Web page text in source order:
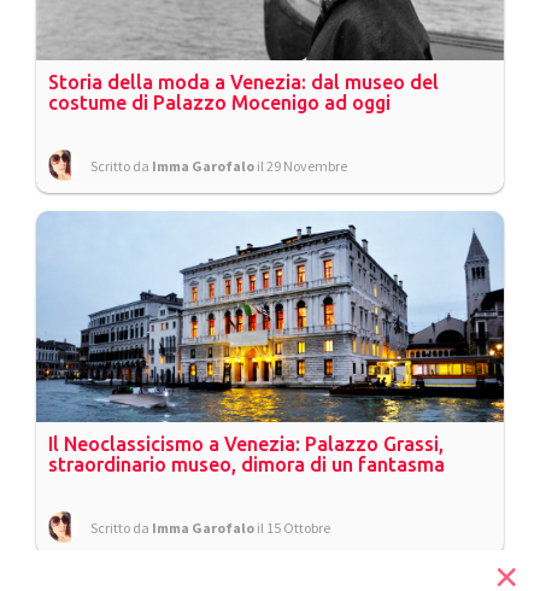
×
Storia della moda a Venezia: dal museo del
costume di Palazzo Mocenigo ad oggi
Scritto da Imma Garofalo il 29 Novembre
Il Neoclassicismo a Venezia: Palazzo Grassi,
straordinario museo, dimora di un fantasma
Scritto da Imma Garofalo il 15 Ottobre